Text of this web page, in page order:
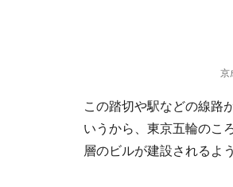
京
この踏切や駅などの線路
いうから、東京五輪のこ
層のビルが建設されるよ